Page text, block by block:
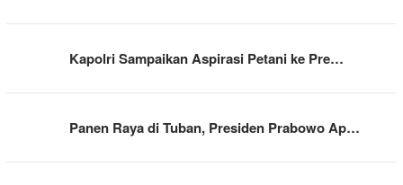
Kapolri Sampaikan Aspirasi Petani ke Pre…
Panen Raya di Tuban, Presiden Prabowo Ap…